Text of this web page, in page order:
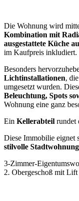
Die Wohnung wird
Kombination mit
ausgestattete Küche
im Kaufpreis inkludiert.
Besonders
Lichtinstallationen,
umgesetzt wurden.
Beleuchtung, Spots
Wohnung eine ganz
Ein Kellerabteil rundet
Diese Immobilie eignet
stilvolle
3-Zimmer-
2. Obergeschoß mit